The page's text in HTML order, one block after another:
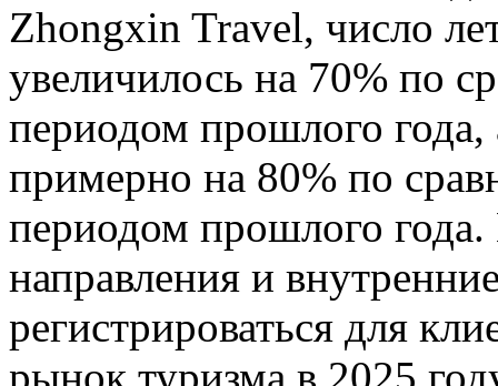
Zhongxin Travel, число
увеличилось на 70% по
периодом прошлого
примерно на 80% по
периодом прошлого года.
направления и
регистрироваться для
рынок туризма в 2025